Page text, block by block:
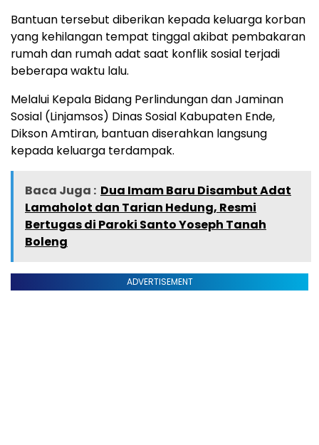
Bantuan tersebut diberikan kepada keluarga korban
yang kehilangan tempat tinggal akibat pembakaran
rumah dan rumah adat saat konflik sosial terjadi
beberapa waktu lalu.
Melalui Kepala Bidang Perlindungan dan Jaminan
Sosial (Linjamsos) Dinas Sosial Kabupaten Ende,
Dikson Amtiran, bantuan diserahkan langsung
kepada keluarga terdampak.
Baca Juga : Dua Imam Baru Disambut Adat
Lamaholot dan Tarian Hedung, Resmi
Bertugas di Paroki Santo Yoseph Tanah
Boleng
ADVERTISEMENT